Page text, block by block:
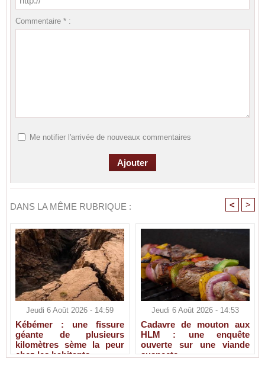
Commentaire * :
Me notifier l'arrivée de nouveaux commentaires
DANS LA MÊME RUBRIQUE : < >
Jeudi 6 Août 2026 - 14:59
Kébémer : une fissure
géante de plusieurs
kilomètres sème la peur
chez les habitants
Jeudi 6 Août 2026 - 14:53
Cadavre de mouton aux
HLM : une enquête
ouverte sur une viande
suspecte